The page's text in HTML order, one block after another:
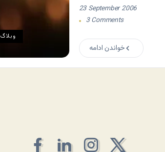
وبلاگ
23 September 2006
3 Comments
خواندن ادامه